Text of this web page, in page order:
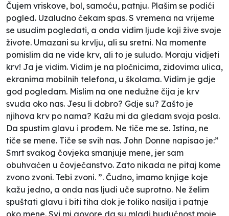
Čujem vriskove, bol, samoću, patnju. Plašim se podići
pogled. Uzaludno čekam spas. S vremena na vrijeme
se usudim pogledati, a onda vidim ljude koji žive svoje
živote. Umazani su krvlju, ali su sretni. Na momente
pomislim da ne vide krv, ali to je suludo. Moraju vidjeti
krv! Ja je vidim. Vidim je na pločnicima, zidovima ulica,
ekranima mobilnih telefona, u školama. Vidim je gdje
god pogledam. Mislim na one nedužne čija je krv
svuda oko nas. Jesu li dobro? Gdje su? Zašto je
njihova krv po nama? Kažu mi da gledam svoja posla.
Da spustim glavu i prođem. Ne tiče me se. Istina, ne
tiče se mene. Tiče se svih nas. John Donne napisao je:”
Smrt svakog čovjeka smanjuje mene, jer sam
obuhvaćen u čovječanstvo. Zato nikada ne pitaj kome
zvono zvoni. Tebi zvoni. ”. Čudno, imamo knjige koje
kažu jedno, a onda nas ljudi uče suprotno. Ne želim
spuštati glavu i biti tiha dok je toliko nasilja i patnje
oko mene. Svi mi govore da su mladi budućnost moje